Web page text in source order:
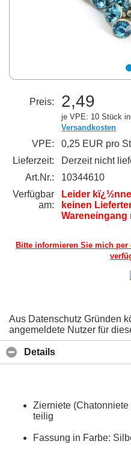
Preis: 2,49
je VPE: 10 Stück
Versandkosten
VPE:
0,25 EUR pro
Lieferzeit:
Derzeit nicht
Art.Nr.:
10344610
Verfügbar
am:
Leider
keinen
Wareneingang
Bitte informieren Sie mich per
Aus Datenschutz Gründen
angemeldete Nutzer für
Details
Zierniete
teilig
Fassung in Farbe: